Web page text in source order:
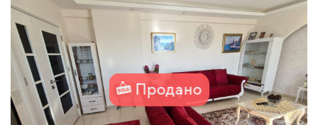
Продано